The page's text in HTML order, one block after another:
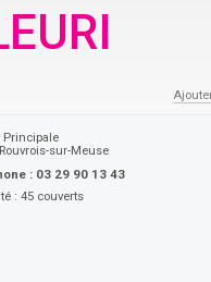
Principale
Rouvrois-sur-Meuse
: 03 29 90 13 43
: 45 couverts